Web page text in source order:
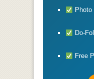
Do-
Free